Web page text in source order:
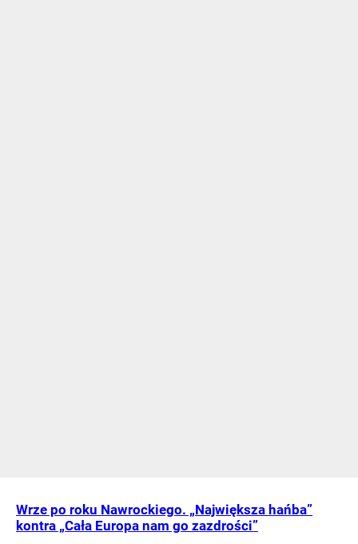
Wrze po roku Nawrockiego. „Największa hańba”
kontra „Cała Europa nam go zazdrości”